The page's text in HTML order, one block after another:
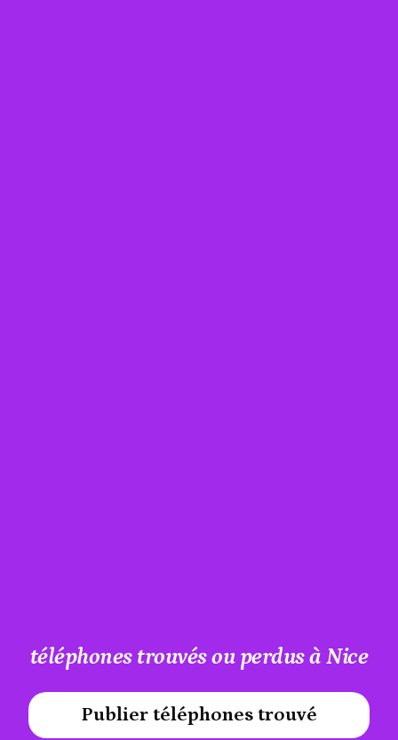
téléphones trouvés ou perdus à Nice
Publier téléphones trouvé
#A12AEB